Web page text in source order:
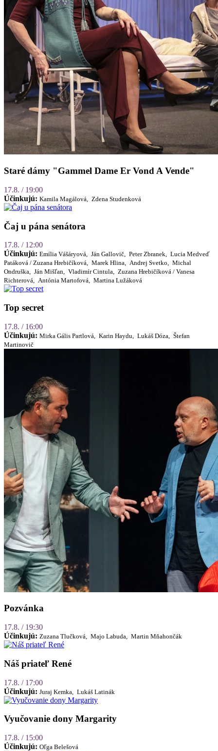
Staré dámy "Gammel Dame Er Vond A Vende"
17.8. / 19:00
Účinkujú: Kamila Magálová, Zdena Studenková
Čaj u pána senátora
17.8. / 12:00
Účinkujú: Emília Vášáryová, Ján Gallovič, Peter Zbranek, Lucia Medveď
Patáková / Zuzana Hrebičíková, Marek Hlina, Andrej Svetko, Michal
Ondruška, Ján Mišľan, Vladimír Cintula, Zuzana Hrebičíková / Vanesa
Richterová, Antónia Martofová, Martina Lužáková
Top secret
17.8. / 16:00
Účinkujú: Mirka Gális Partlová, Karin Haydu, Lukáš Dóza,
Štefan
Martinovič
Pozvánka
17.8. / 19:30
Účinkujú: Zuzana Tlučková, Majo Labuda, Martin Mňahončák
Náš priateľ René
17.8. / 17:00
Účinkujú: Juraj Kemka, Lukáš Latinák
Vyučovanie dony Margarity
17.8. / 15:00
Účinkujú: Oľga Belešová